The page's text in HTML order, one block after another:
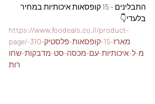
התבלינים - 15 קופסאות איכותיות במחיר
בלעדי👇
https://www.foodeals.co.il/product-
page/מארז-15-קופסאות-פלסטיק-310-
מ-ל-איכותיות-עם-מכסה-סט-מדבקות-שחו
רות